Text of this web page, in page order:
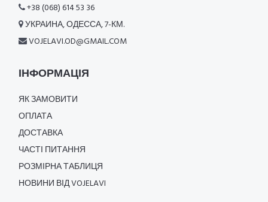
+38 (068) 614 53 36
УКРАИНА, ОДЕССА, 7-КМ.
VOJELAVI.OD@GMAIL.COM
ІНФОРМАЦІЯ
ЯК ЗАМОВИТИ
ОПЛАТА
ДОСТАВКА
ЧАСТІ ПИТАННЯ
РОЗМІРНА ТАБЛИЦЯ
НОВИНИ ВІД VOJELAVI